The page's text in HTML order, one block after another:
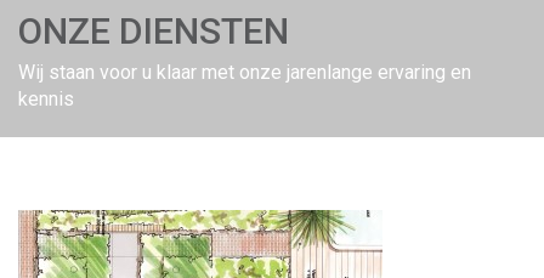
ONZE DIENSTEN
Wij staan voor u klaar met onze jarenlange ervaring en
kennis